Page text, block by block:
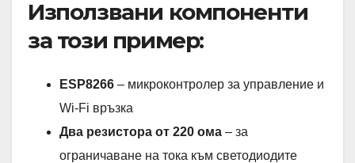
Използвани компоненти
за този пример:
ESP8266 – микроконтролер за управление и
Wi-Fi връзка
Два резистора от 220 ома – за
ограничаване на тока към светодиодите